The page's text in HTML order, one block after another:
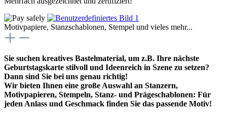
Motivpapiere, Stanzschablonen, Stempel und vieles mehr...
Sie suchen kreatives Bastelmaterial, um z.B. Ihre nächste
Geburtstagskarte stilvoll und Ideenreich in Szene zu setzen?
Dann sind Sie bei uns genau richtig!
Wir bieten Ihnen eine große Auswahl an Stanzern,
Motivpapieren, Stempeln, Stanz- und Prägeschablonen: Für
jeden Anlass und Geschmack finden Sie das passende Motiv!